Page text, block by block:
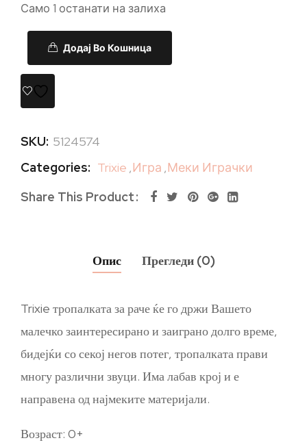
Само 1 останати на залиха
Додај Во Кошница
SKU: 5124574
Categories: Trixie ,Игра ,Меки Играчки
Share This Product
Опис Прегледи (0)
Trixie тропалката за раче ќе го држи Вашето
малечко заинтересирано и заиграно долго време,
бидејќи со секој негов потег, тропалката прави
многу различни звуци. Има лабав крој и е
направена од најмеките материјали.
Возраст: 0+